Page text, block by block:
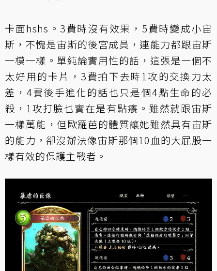
卡面hshs。3費時沒有效果，5費時變成小宙
斯，不愧是宙斯的後宮成員，連能力都跟宙斯
一模一樣。單純論實用性的話，這張是一個不
太好用的卡片，3費拍下去時1攻的交換力太
差，4費後手進化的話也只是個4點生命的必
殺，1攻打臉也實在是有點癢。雖然就跟宙斯
一樣萬能，但歐羅芭的體質讓她雖然具有宙斯
的能力，卻沒辦法像宙斯那個10血的大屁股一
樣有效的保護主戰者。